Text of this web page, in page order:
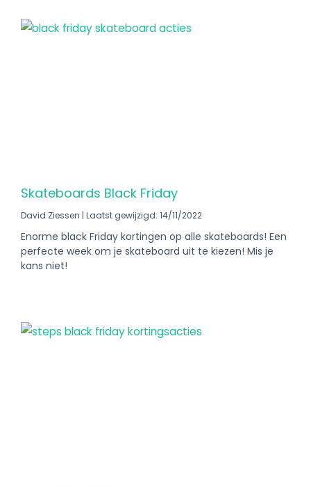
Skateboards Black Friday
David Ziessen Laatst gewijzigd: 14/11/2022
Enorme black Friday kortingen op alle skateboards! Een
perfecte week om je skateboard uit te kiezen! Mis je
kans niet!